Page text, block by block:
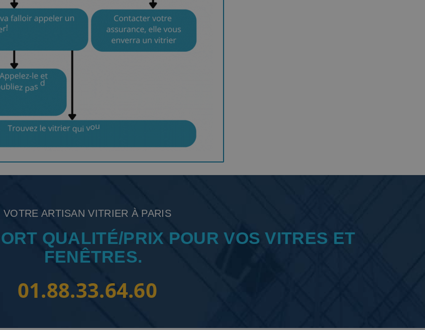
VOTRE ARTISAN VITRIER À PARIS
QUALITÉ/PRIX POUR VOS VITRES ET
FENÊTRES.
01.88.33.64.60